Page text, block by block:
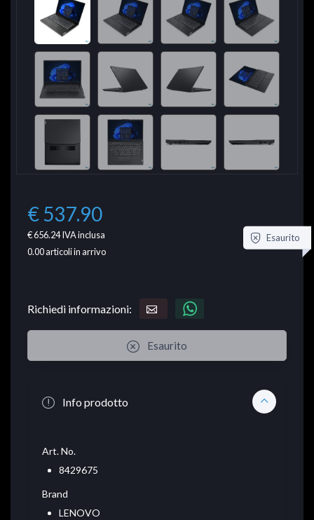
€ 537.90
€ 656.24IVA inclusa
0.00articoli in arrivo
Esaurito
Richiedi informazioni:
Esaurito
Info prodotto
Art. No.
8429675
Brand
LENOVO